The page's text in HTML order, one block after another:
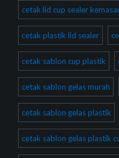
cetak lid cup sealer
cetak plastik lid sealer
cetak sablon cup plastik
cetak sablon gelas murah
cetak sablon gelas plastik
cetak sablon gelas plastik